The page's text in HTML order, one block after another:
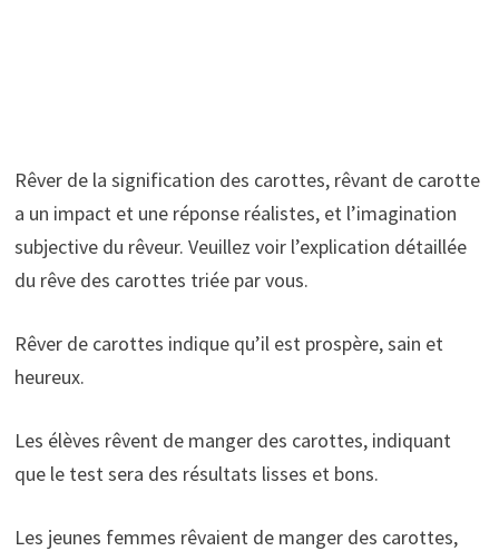
Rêver de la signification des carottes, rêvant de carotte
a un impact et une réponse réalistes, et l’imagination
subjective du rêveur. Veuillez voir l’explication détaillée
du rêve des carottes triée par vous.
Rêver de carottes indique qu’il est prospère, sain et
heureux.
Les élèves rêvent de manger des carottes, indiquant
que le test sera des résultats lisses et bons.
Les jeunes femmes rêvaient de manger des carottes,